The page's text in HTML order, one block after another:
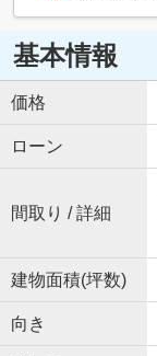
基本情報
価格
ローン
間取り / 詳細
建物面積(坪数)
向き